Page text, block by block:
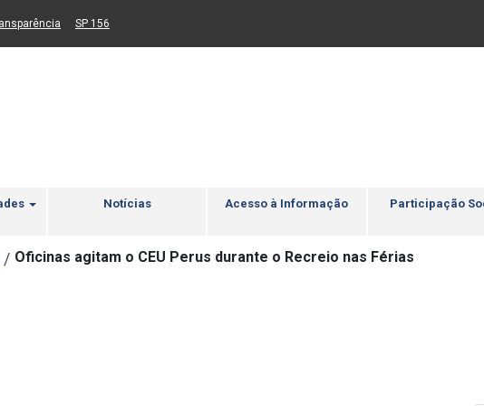
busca Ir para rodapé
sítio) (Link para um novo sítio)
SP 156
Notícias Acesso à Informação Participação
/ Oficinas agitam o CEU Perus durante o Recreio nas Férias